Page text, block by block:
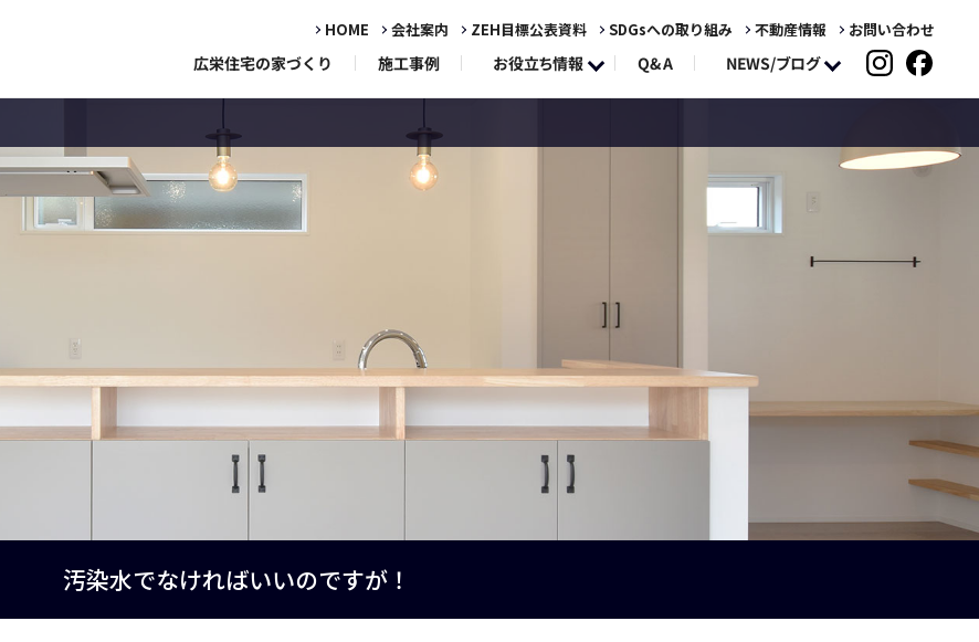
HOME 会社案内 ZEH目標公表資料 SDGsへの取り組み 不動産情報 お問い合わせ
広栄住宅の家づくり 施工事例 お役立ち情報 Q&A NEWS/ブログ
汚染水でなければいいのですが！